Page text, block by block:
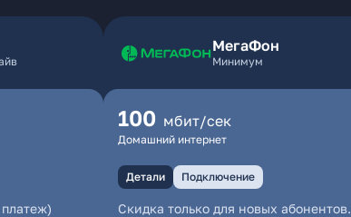
МегаФон
Минимум
100 мбит/сек
Домашний интернет
Детали Подключение
Скидка только для новых абонентов.